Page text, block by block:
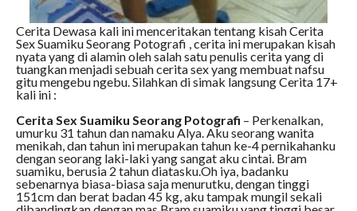
Cerita Dewasa kali ini menceritakan tentang kisah Cerita
Sex Suamiku Seorang Potografi , cerita ini merupakan kisah
nyata yang di alamin oleh salah satu penulis cerita yang di
tuangkan menjadi sebuah cerita sex yang membuat nafsu
gitu mengebu ngebu. Silahkan di simak langsung Cerita 17+
kali ini :
Cerita Sex Suamiku Seorang Potografi – Perkenalkan,
umurku 31 tahun dan namaku Alya. Aku seorang wanita
menikah, dan tahun ini merupakan tahun ke-4 pernikahanku
dengan seorang laki-laki yang sangat aku cintai. Bram
suamiku, berusia 2 tahun diatasku.Oh iya, badanku
sebenarnya biasa-biasa saja menurutku, dengan tinggi
151cm dan berat badan 45 kg, aku tampak mungil sekali